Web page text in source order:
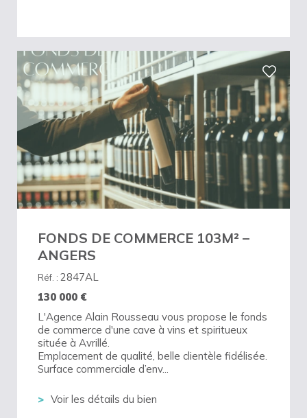
FONDS DE COMMERCE 103M² –
ANGERS
Réf. : 2847AL
130 000 €
L'Agence Alain Rousseau vous propose le fonds
de commerce d'une cave à vins et spiritueux
située à Avrillé.
Emplacement de qualité, belle clientèle fidélisée.
Surface commerciale d’env...
Voir les détails du bien